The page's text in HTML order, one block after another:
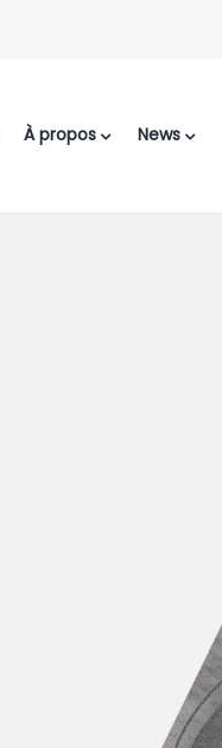
À propos News